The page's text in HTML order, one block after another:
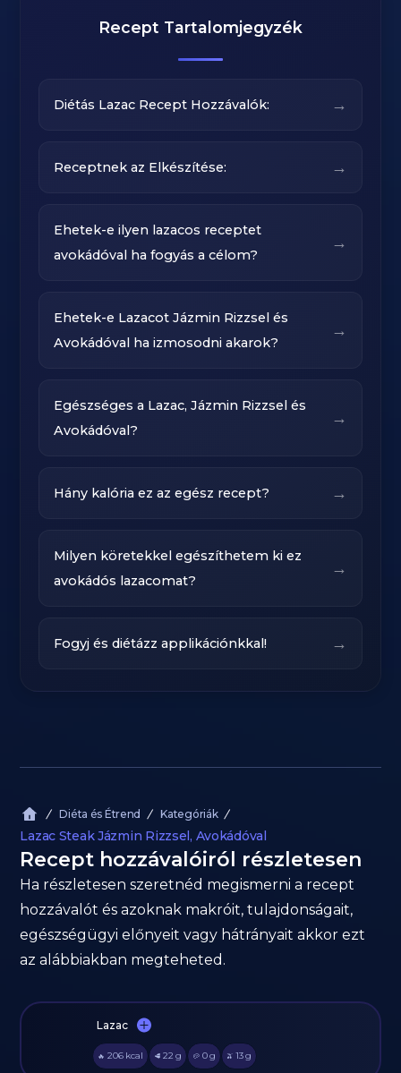
Recept Tartalomjegyzék
Diétás Lazac Recept Hozzávalók: →
Receptnek az Elkészítése: →
Ehetek-e ilyen lazacos receptet
avokádóval ha fogyás a célom?
→
Ehetek-e Lazacot Jázmin Rizzsel és
Avokádóval ha izmosodni akarok?
→
Egészséges a Lazac, Jázmin Rizzsel és
Avokádóval?
→
Hány kalória ez az egész recept? →
Milyen köretekkel egészíthetem ki ez
avokádós lazacomat?
→
Fogyj és diétázz applikációnkkal! →
Diéta és Étrend Kategóriák
Lazac Steak Jázmin Rizzsel, Avokádóval
Recept hozzávalóiról részletesen
Ha részletesen szeretnéd megismerni a recept
hozzávalót és azoknak makróit, tulajdonságait,
egészségügyi előnyeit vagy hátrányait akkor ezt
az alábbiakban megteheted.
Lazac
🔥 206 kcal 🥩 22 g 🥔 0g 🫒 13g